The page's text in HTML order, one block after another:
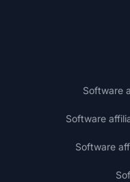
Software
Software
Software